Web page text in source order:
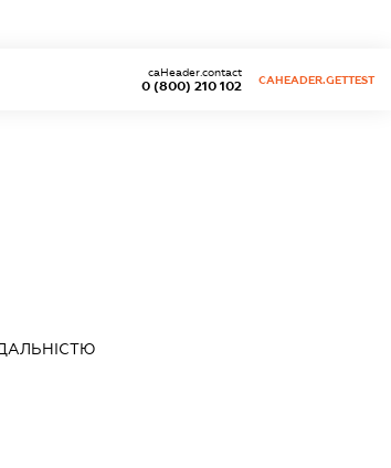
0 (800) 210 102
caHeader.contact
CAHEADER.GETTEST